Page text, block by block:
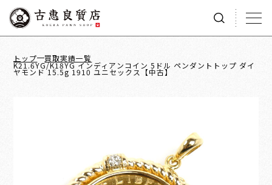
トップ 買取実績一覧
K21.6YG/K18YG インディアンコイン 5ドル ペンダントトップ ダイ
ヤモンド 15.5g 1910 ユニセックス【中古】